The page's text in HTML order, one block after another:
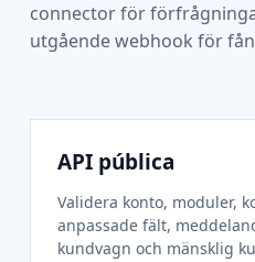
connector för
utgående webhook för
API pública
Validera konto, moduler,
anpassade fält,
kundvagn och mänsklig